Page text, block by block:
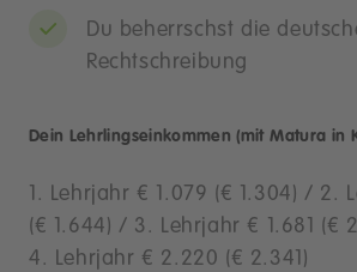
Du beherrschst die
Rechtschreibung
Dein Lehrlingseinkommen (mit Matura in
1. Lehrjahr € 1.079 (€ 1.304) / 2.
(€ 1.644) / 3. Lehrjahr € 1.681 (€
4. Lehrjahr € 2.220 (€ 2.341)